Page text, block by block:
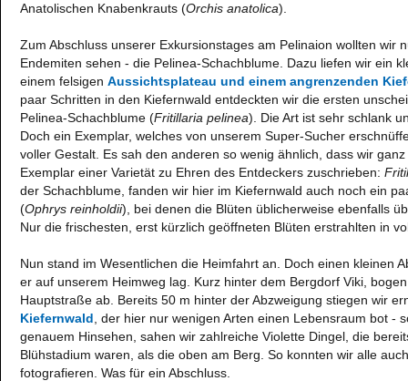
Anatolischen Knabenkrauts (Orchis anatolica).
Zum Abschluss unserer Exkursionstages am Pelinaion wollten wir
Endemiten sehen - die Pelinea-Schachblume. Dazu liefen wir ein
einem felsigen Aussichtsplateau und einem angrenzenden
paar Schritten in den Kiefernwald entdeckten wir die ersten
Pelinea-Schachblume (Fritillaria pelinea). Die Art ist sehr schlank
Doch ein Exemplar, welches von unserem Super-Sucher
voller Gestalt. Es sah den anderen so wenig ähnlich, dass wir
Exemplar einer Varietät zu Ehren des Entdeckers zuschrieben:
der Schachblume, fanden wir hier im Kiefernwald auch noch ein
(Ophrys reinholdii), bei denen die Blüten üblicherweise ebenfalls
Nur die frischesten, erst kürzlich geöffneten Blüten erstrahlten in
Nun stand im Wesentlichen die Heimfahrt an. Doch einen kleinen
er auf unserem Heimweg lag. Kurz hinter dem Bergdorf Viki,
Hauptstraße ab. Bereits 50 m hinter der Abzweigung stiegen wir
Kiefernwald , der hier nur wenigen Arten einen Lebensraum bot -
genauem Hinsehen, sahen wir zahlreiche Violette Dingel, die
Blühstadium waren, als die oben am Berg. So konnten wir alle
fotografieren. Was für ein Abschluss.